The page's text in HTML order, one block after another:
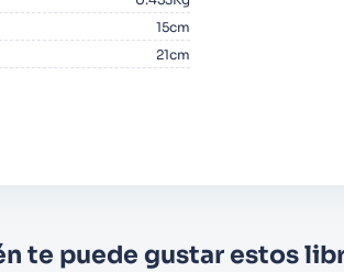
15cm
21cm
te puede gustar estos